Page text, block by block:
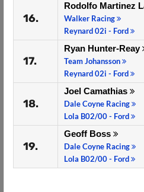
16.
Rodolfo Martinez
Walker Racing
Reynard 02i - Ford
17.
Ryan Hunter-Reay
Team Johansson
Reynard 02i - Ford
18.
Joel Camathias
Dale Coyne Racing
Lola B02/00 - Ford
19.
Geoff Boss
Dale Coyne Racing
Lola B02/00 - Ford